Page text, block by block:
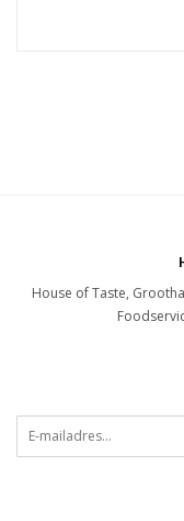
House of Taste,